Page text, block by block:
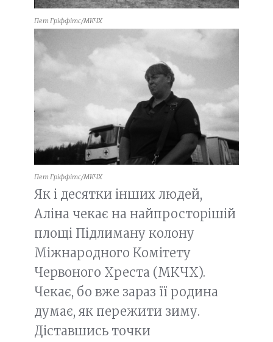
Пет Гріффітс/МКЧХ
Пет Гріффітс/МКЧХ
Як і десятки інших людей,
Аліна чекає на найпросторішій
площі Підлиману колону
Міжнародного Комітету
Червоного Хреста (МКЧХ).
Чекає, бо вже зараз її родина
думає, як пережити зиму.
Діставшись точки